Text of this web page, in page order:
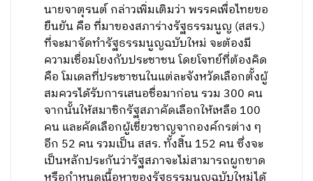
นายจาตุรนต์ กล่าวเพิ่มเติมว่า พรรคเพื่อไทยขอ
ยืนยัน คือ ที่มาของสภาร่างรัฐธรรมนูญ (สสร.)
ที่จะมาจัดทำรัฐธรรมนูญฉบับใหม่ จะต้องมี
ความเชื่อมโยงกับประชาชน โดยโจทย์ที่ต้องคิด
คือ โมเดลที่ประชาชนในแต่ละจังหวัดเลือกตั้งผู้
สมควรได้รับการเสนอชื่อมาก่อน รวม 300 คน
จากนั้นให้สมาชิกรัฐสภาคัดเลือกให้เหลือ 100
คน และคัดเลือกผู้เชี่ยวชาญจากองค์กรต่าง ๆ
อีก 52 คน รวมเป็น สสร. ทั้งสิ้น 152 คน ซึ่งจะ
เป็นหลักประกันว่ารัฐสภาจะไม่สามารถผูกขาด